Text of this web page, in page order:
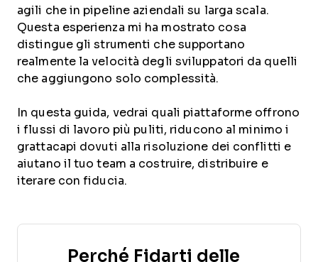
agili che in pipeline aziendali su larga scala.
Questa esperienza mi ha mostrato cosa
distingue gli strumenti che supportano
realmente la velocità degli sviluppatori da quelli
che aggiungono solo complessità.
In questa guida, vedrai quali piattaforme offrono
i flussi di lavoro più puliti, riducono al minimo i
grattacapi dovuti alla risoluzione dei conflitti e
aiutano il tuo team a costruire, distribuire e
iterare con fiducia.
Perché Fidarti delle